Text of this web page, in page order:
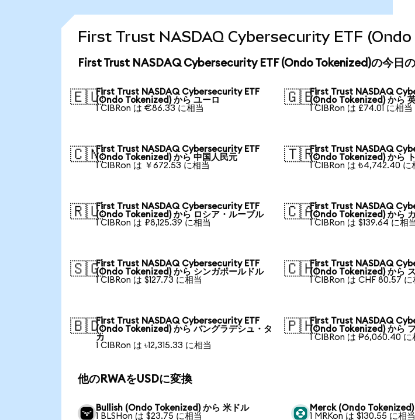
First Trust NASDAQ Cybersecurity ETF (Ondo
First Trust NASDAQ Cybersecurity ETF (Ondo Tokenized)の今日
🇪🇺First Trust NASDAQ Cybersecurity ETF
(Ondo Tokenized) から ユーロ
1 CIBRon は €86.33 に相当
🇬🇧First Trust NASDAQ
(Ondo Tokenized) から
1 CIBRon は £74.01 に相当
🇨🇳First Trust NASDAQ Cybersecurity ETF
(Ondo Tokenized) から 中国人民元
1 CIBRon は ￥672.53 に相当
🇹🇷First Trust NASDAQ
(Ondo Tokenized) から
1 CIBRon は ₺4,742.40 に
🇷🇺First Trust NASDAQ Cybersecurity ETF
(Ondo Tokenized) から ロシア・ルーブル
1 CIBRon は ₽8,125.39 に相当
🇨🇦First Trust NASDAQ
(Ondo Tokenized) から
1 CIBRon は $139.64 に相
🇸🇬First Trust NASDAQ Cybersecurity ETF
(Ondo Tokenized) から シンガポールドル
1 CIBRon は $127.73 に相当
🇨🇭First Trust NASDAQ
(Ondo Tokenized) から
1 CIBRon は CHF 80.57 に
🇧🇩First Trust NASDAQ Cybersecurity ETF
(Ondo Tokenized) から バングラデシュ・タ
カ
1 CIBRon は ৳12,315.33 に相当
🇵🇭First Trust NASDAQ
(Ondo Tokenized) から
1 CIBRon は ₱6,060.40 に
他のRWAをUSDに変換
Bullish (Ondo Tokenized) から 米ドル
1 BLSHon は $23.75 に相当
Merck (Ondo Tokenized)
1 MRKon は $130.55 に相当